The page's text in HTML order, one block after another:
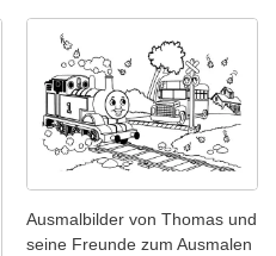
Ausmalbilder von Thomas und
seine Freunde zum Ausmalen